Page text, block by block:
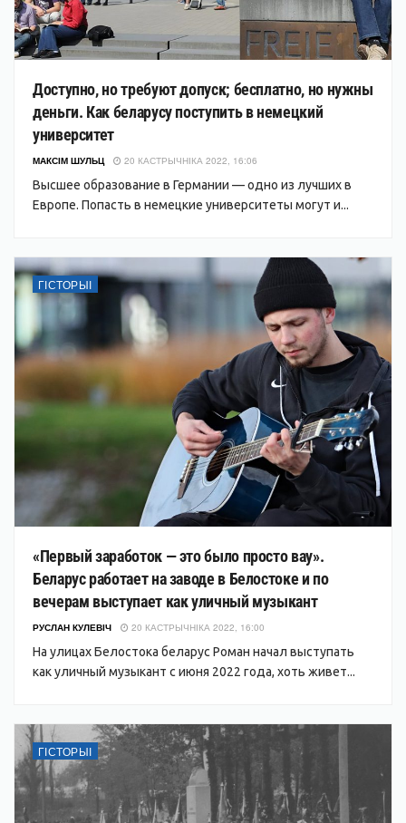
Доступно, но требуют допуск; бесплатно, но нужны
деньги. Как беларусу поступить в немецкий
университет
МАКСІМ ШУЛЬЦ 20 КАСТРЫЧНІКА 2022, 16:06
Высшее образование в Германии — одно из лучших в
Европе. Попасть в немецкие университеты могут и...
ГІСТОРЫІ
«Первый заработок — это было просто вау».
Беларус работает на заводе в Белостоке и по
вечерам выступает как уличный музыкант
РУСЛАН КУЛЕВІЧ 20 КАСТРЫЧНІКА 2022, 16:00
На улицах Белостока беларус Роман начал выступать
как уличный музыкант с июня 2022 года, хоть живет...
ГІСТОРЫІ